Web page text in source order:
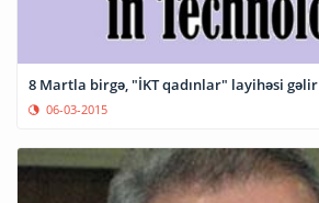
8 Martla birgə, "İKT qadınlar" layihəsi gəlir
06-03-2015